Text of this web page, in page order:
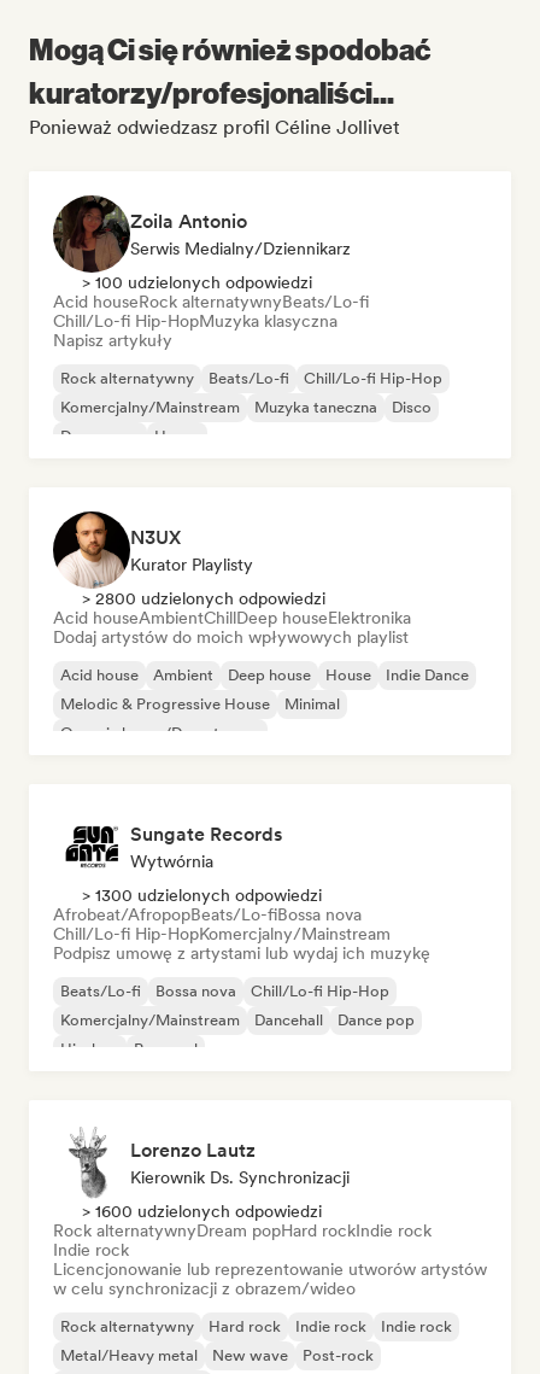
Mogą Ci się również spodobać
kuratorzy/profesjonaliści...
Ponieważ odwiedzasz profil Céline Jollivet
Zoila Antonio
Serwis Medialny/Dziennikarz
> 100 udzielonych odpowiedzi
Acid houseRock alternatywnyBeats/Lo-fi
Chill/Lo-fi Hip-HopMuzyka klasyczna
Napisz artykuły
Rock alternatywny Beats/Lo-fi
Chill/Lo-fi Hip-Hop
Komercjalny/Mainstream
Muzyka taneczna
Disco
Dream pop
House
N3UX
Kurator Playlisty
> 2800 udzielonych odpowiedzi
Acid houseAmbientChillDeep houseElektronika
Dodaj artystów do moich wpływowych playlist
Acid house Ambient Deep house House
Indie Dance
Melodic & Progressive House
Minimal
Organic house/Downtempo
Sungate Records
Wytwórnia
> 1300 udzielonych odpowiedzi
Afrobeat/AfropopBeats/Lo-fiBossa nova
Chill/Lo-fi Hip-HopKomercjalny/Mainstream
Podpisz umowę z artystami lub wydaj ich muzykę
Beats/Lo-fi Bossa nova
Chill/Lo-fi Hip-Hop
Komercjalny/Mainstream
Dancehall
Dance pop
Hip-hop
Pop-soul
Lorenzo Lautz
Kierownik Ds. Synchronizacji
> 1600 udzielonych odpowiedzi
Rock alternatywnyDream popHard rockIndie rock
Indie rock
Licencjonowanie lub reprezentowanie utworów artystów
w celu synchronizacji z obrazem/wideo
Rock alternatywny Hard rock Indie rock
Indie rock
Metal/Heavy metal
New wave
Post-rock